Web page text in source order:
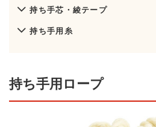
持ち手芯・綾テープ
持ち手用糸
持ち手用ロープ